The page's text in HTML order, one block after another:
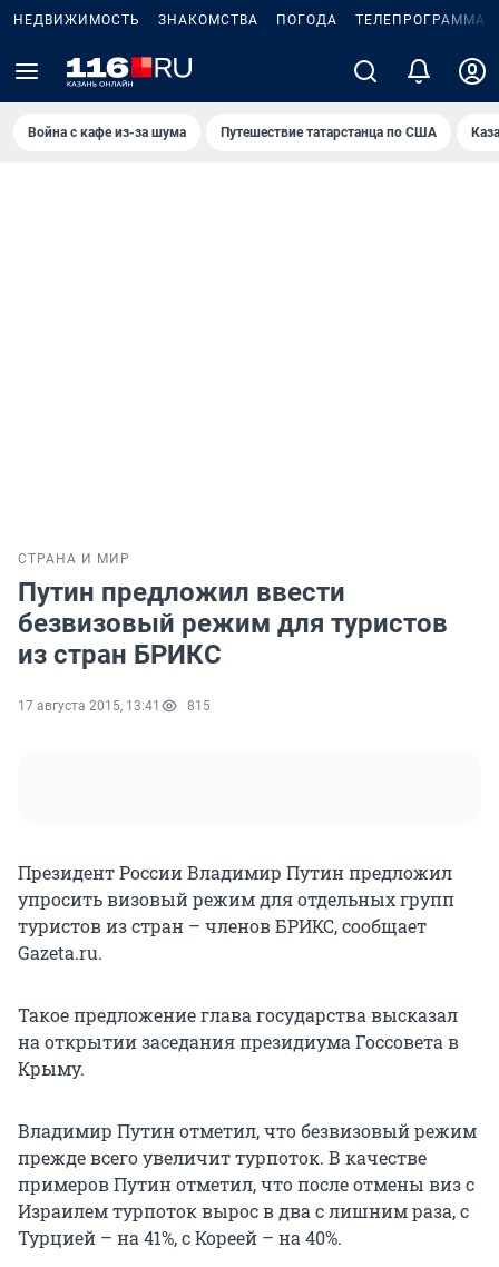
НЕДВИЖИМОСТЬ ЗНАКОМСТВА ПОГОДА ТЕЛЕПРОГРАММА
Война с кафе из-за шума Путешествие татарстанца по США
СТРАНА И МИР
Путин предложил ввести
безвизовый режим для туристов
из стран БРИКС
17 августа 2015, 13:41 815
Президент России Владимир Путин предложил
упросить визовый режим для отдельных групп
туристов из стран – членов БРИКС, сообщает
Gazeta.ru.
Такое предложение глава государства высказал
на открытии заседания президиума Госсовета в
Крыму.
Владимир Путин отметил, что безвизовый режим
прежде всего увеличит турпоток. В качестве
примеров Путин отметил, что после отмены виз с
Израилем турпоток вырос в два с лишним раза, с
Турцией – на 41%, с Кореей – на 40%.